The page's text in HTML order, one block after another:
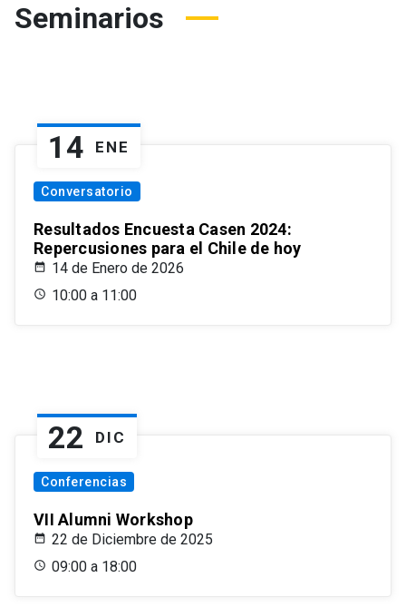
Seminarios
14 ENE
Conversatorio
Resultados Encuesta Casen 2024:
Repercusiones para el Chile de hoy
14 de Enero de 2026
10:00 a 11:00
22 DIC
Conferencias
VII Alumni Workshop
22 de Diciembre de 2025
09:00 a 18:00